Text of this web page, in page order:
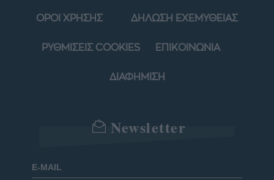
ΟΡΟΙ ΧΡΗΣΗΣ ΔΗΛΩΣΗ ΕΧΕΜΥΘΕΙΑΣ
ΡΥΘΜΙΣΕΙΣ COOKIES ΕΠΙΚΟΙΝΩΝΙΑ
ΔΙΑΦΗΜΙΣΗ
Newsletter